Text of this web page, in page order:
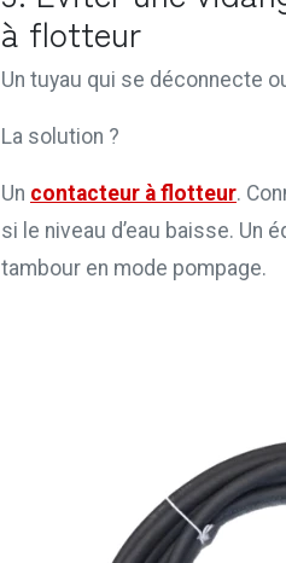
à flotteur
Un tuyau qui se déconnecte
La solution ?
Un contacteur à flotteur.
si le niveau d’eau baisse. Un
tambour en mode pompage.